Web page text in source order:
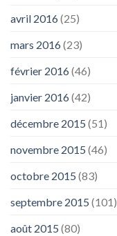
avril 2016(25)
mars 2016(23)
février 2016(46)
janvier 2016(42)
décembre 2015 (51)
novembre 2015 (46)
octobre 2015 (83)
septembre 2015 (101)
août 2015 (80)